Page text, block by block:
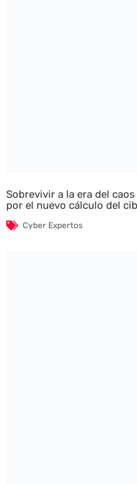
Sobrevivir a la era del
por el nuevo cálculo del
Cyber Expertos